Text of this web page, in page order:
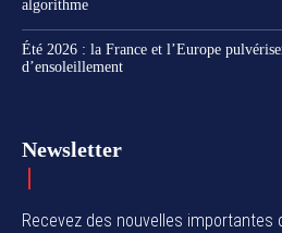
algorithme
Été 2026 : la France et l’Europe
d’ensoleillement
Newsletter
Recevez des nouvelles